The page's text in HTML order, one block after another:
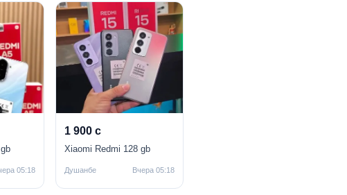
05:18
1 900 с
Xiaomi Redmi 128 gb
Душанбе Вчера 05:18